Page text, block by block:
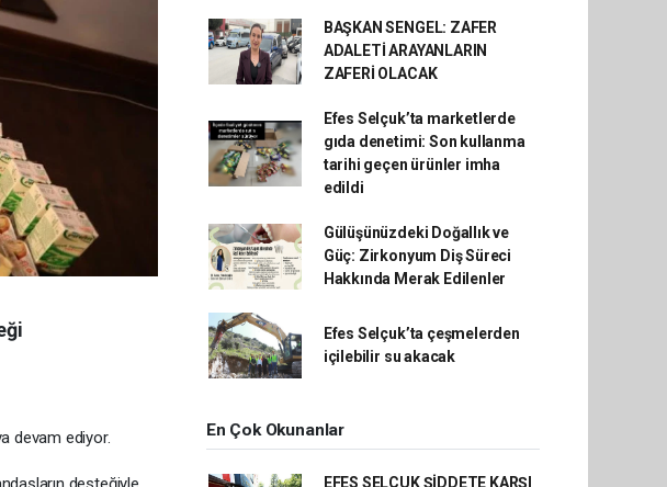
devam ediyor.
BAŞKAN SENGEL: ZAFER
ADALETİ ARAYANLARIN
ZAFERİ OLACAK
Efes Selçuk’ta marketlerde
gıda denetimi: Son kullanma
tarihi geçen ürünler imha
edildi
Gülüşünüzdeki Doğallık ve
Güç: Zirkonyum Diş Süreci
Hakkında Merak Edilenler
Efes Selçuk’ta çeşmelerden
içilebilir su akacak
En Çok Okunanlar
EFES SELÇUK ŞİDDETE KARŞI